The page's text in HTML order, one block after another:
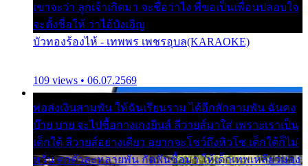
เขาจะว่า ลูกเจ้าเกิดมา จะชื่อว่าไง พี่ขอเป็นเพื่อนปลอบใจ
จะตั้งชื่อให้ ว่าไอ้บังเอิญ
บัวทองร้องไห้ - เทพพร เพชรอุบล(KARAOKE)
109 views • 06.07.2569
พ่อส่งเงินสามพัน ให้ฉันเรียนราม ได้อีกสักสามพัน ฉันคง
บ๊าย บาย จะไปซื้อกางเกงยีนส์ ลีวายส์มาใส่ เพราะเราเป็น
เด็กใต้ ลีวายส์อย่างเดียว อยากจะโชว์ถึงหิวโซ เด็กใต้ก็ไม่
หวั่น ตกตัวละหลายพัน กัดฟันซื้อมา ให้เด็กเทพเหลียวมอง